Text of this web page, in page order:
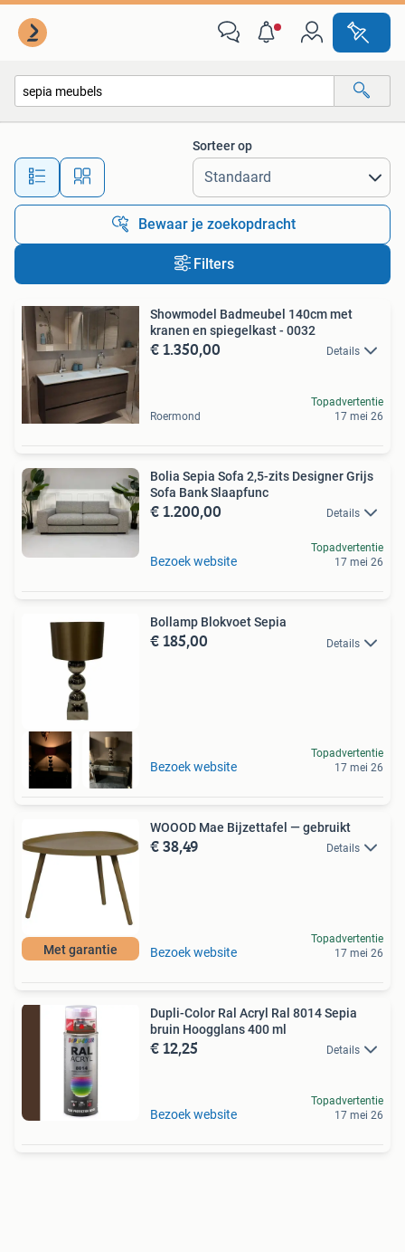
Alle afstanden…
Sorteer op
Bewaar je zoekopdracht
Filters
Showmodel Badmeubel 140cm met
kranen en spiegelkast - 0032
€ 1.350,00 Details
Roermond
Topadvertentie
17 mei 26
Bolia Sepia Sofa 2,5-zits Designer Grijs
Sofa Bank Slaapfunc
€ 1.200,00 Details
Bezoek website
Topadvertentie
17 mei 26
Bollamp Blokvoet Sepia
€ 185,00 Details
Bezoek website
Topadvertentie
17 mei 26
Met garantie
WOOOD Mae Bijzettafel — gebruikt
€ 38,49 Details
Bezoek website
Topadvertentie
17 mei 26
Dupli-Color Ral Acryl Ral 8014 Sepia
bruin Hoogglans 400 ml
€ 12,25 Details
Bezoek website
Topadvertentie
17 mei 26